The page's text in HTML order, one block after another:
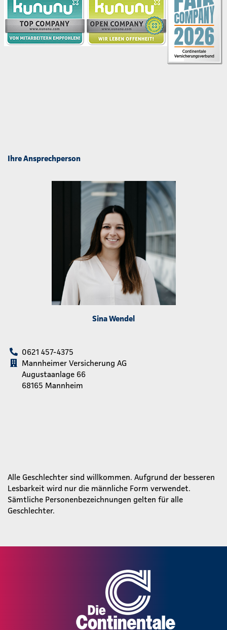
Ihre Ansprechperson
Sina Wendel
0621 457-4375
Mannheimer Versicherung AG
Augustaanlage 66
68165 Mannheim
Alle Geschlechter sind willkommen. Aufgrund der besseren
Lesbarkeit wird nur die männliche Form verwendet.
Sämtliche Personenbezeichnungen gelten für alle
Geschlechter.